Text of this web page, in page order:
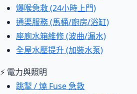
爆喉急救 (24小時上門)
通渠服務 (馬桶/廚房/浴缸)
座廁水箱維修 (波曲/漏水)
全屋水壓提升 (加裝水泵)
⚡ 電力與照明
跳掣 / 燒 Fuse 急救